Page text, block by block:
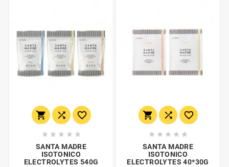
  
    
SANTA MADRE
ISOTONICO
ELECTROLYTES 540G
  
    
SANTA MADRE
ISOTONICO
ELECTROLYTES 40*30G